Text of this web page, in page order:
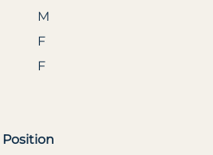
M
F
F
Position